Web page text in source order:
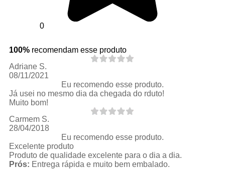
0
100% recomendam esse produto
Adriane S.
08/11/2021
Eu recomendo esse produto.
Já usei no mesmo dia da chegada do rduto!
Muito bom!
Carmem S.
28/04/2018
Eu recomendo esse produto.
Excelente produto
Produto de qualidade excelente para o dia a dia.
Prós: Entrega rápida e muito bem embalado.